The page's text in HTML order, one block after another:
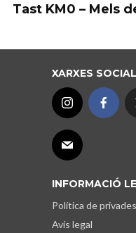
Tast KM0 – Mels
XARXES
INFORMACIÓ
Política de
Avís legal